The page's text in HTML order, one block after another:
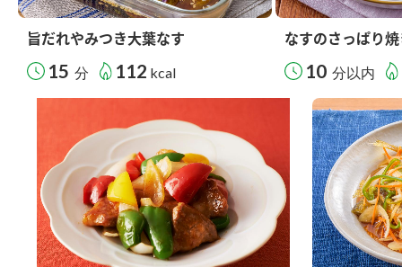
旨だれやみつき大葉なす
15 分 112 kcal
なすのさっぱり
10 分以内